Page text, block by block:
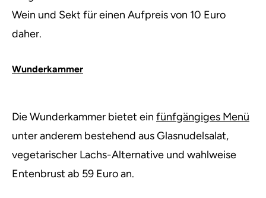
Wein und Sekt für einen Aufpreis von 10 Euro
daher.
Wunderkammer
Die Wunderkammer bietet ein fünfgängiges Menü
unter anderem bestehend aus Glasnudelsalat,
vegetarischer Lachs-Alternative und wahlweise
Entenbrust ab 59 Euro an.